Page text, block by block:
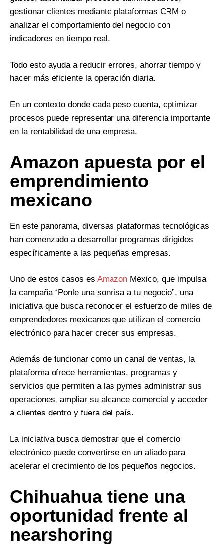
gestionar clientes mediante plataformas CRM o
analizar el comportamiento del negocio con
indicadores en tiempo real.
Todo esto ayuda a reducir errores, ahorrar tiempo y
hacer más eficiente la operación diaria.
En un contexto donde cada peso cuenta, optimizar
procesos puede representar una diferencia importante
en la rentabilidad de una empresa.
Amazon apuesta por el
emprendimiento
mexicano
En este panorama, diversas plataformas tecnológicas
han comenzado a desarrollar programas dirigidos
específicamente a las pequeñas empresas.
Uno de estos casos es Amazon México, que impulsa
la campaña “Ponle una sonrisa a tu negocio”, una
iniciativa que busca reconocer el esfuerzo de miles de
emprendedores mexicanos que utilizan el comercio
electrónico para hacer crecer sus empresas.
Además de funcionar como un canal de ventas, la
plataforma ofrece herramientas, programas y
servicios que permiten a las pymes administrar sus
operaciones, ampliar su alcance comercial y acceder
a clientes dentro y fuera del país.
La iniciativa busca demostrar que el comercio
electrónico puede convertirse en un aliado para
acelerar el crecimiento de los pequeños negocios.
Chihuahua tiene una
oportunidad frente al
nearshoring